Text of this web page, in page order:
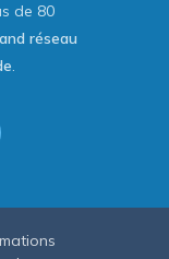
de 80
réseau
.